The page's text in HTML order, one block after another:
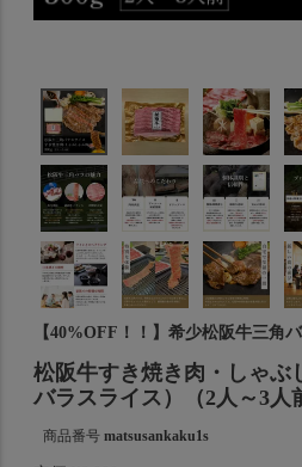
【40%OFF！！】希少松阪牛三角
松阪牛すき焼き肉・しゃぶ
バラスライス）（2人～3人
商品番号 matsusankaku1s